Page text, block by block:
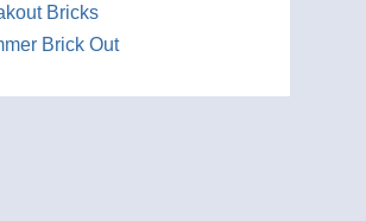
Bricks
Brick Out